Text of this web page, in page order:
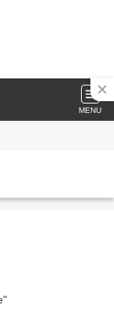
MENU